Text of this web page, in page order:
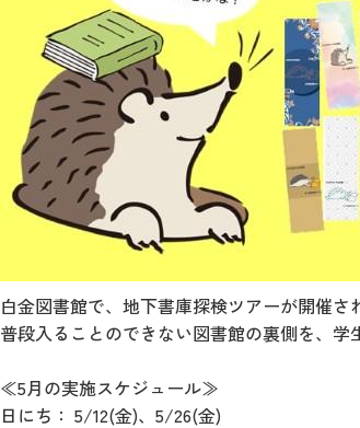
白金図書館で、地下書庫探検ツアーが開催さ
普段入ることのできない図書館の裏側を、学
≪5月の実施スケジュール≫
日にち： 5/12(金)、5/26(金)